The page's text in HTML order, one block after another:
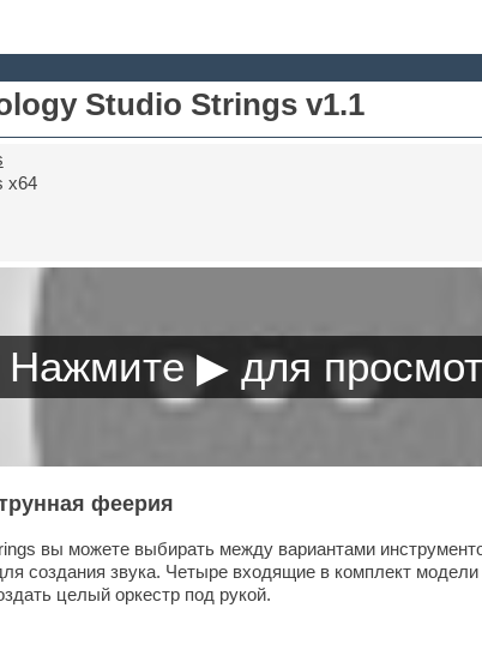
Studio Strings v1.1
x64
феерия
вы можете выбирать между вариантами
создания звука. Четыре входящие в комплект
целый оркестр под рукой.